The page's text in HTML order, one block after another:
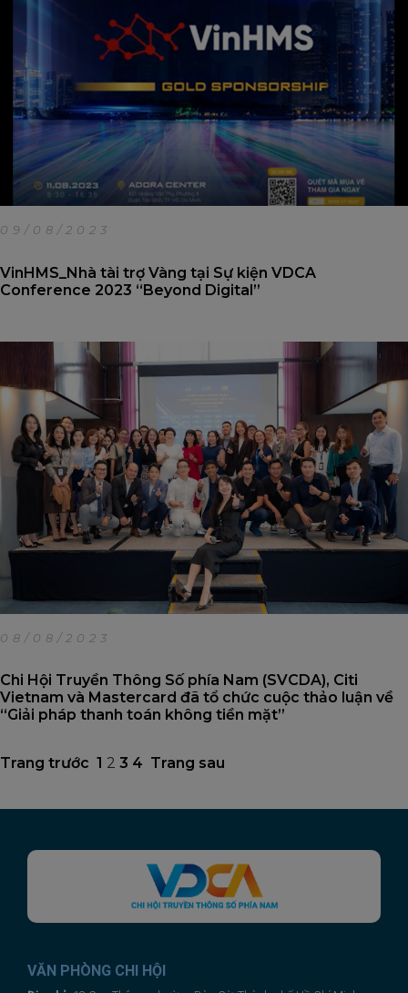
09/08/2023
VinHMS_Nhà tài trợ Vàng tại Sự kiện VDCA
Conference 2023 “Beyond Digital”
08/08/2023
Chi Hội Truyền Thông Số phía Nam (SVCDA), Citi
Vietnam và Mastercard đã tổ chức cuộc thảo luận về
“Giải pháp thanh toán không tiền mặt”
Trang trước 1 2 3 4 Trang sau
VĂN PHÒNG CHI HỘI